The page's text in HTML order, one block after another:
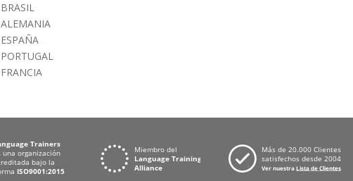
BRASIL
ALEMANIA
ESPAÑA
PORTUGAL
FRANCIA